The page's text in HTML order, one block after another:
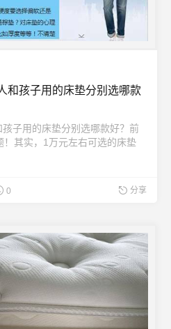
和孩子用的床垫分别选哪款
子用的床垫分别选哪款好？前
！其实，1万元左右可选的床垫
0 分享